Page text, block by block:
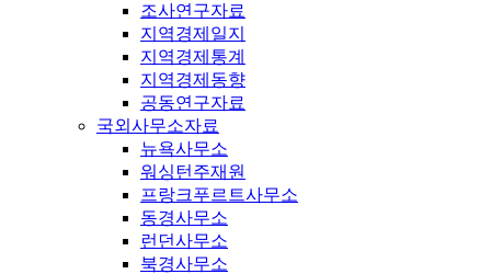
조사연구자료
지역경제일지
지역경제통계
지역경제동향
공동연구자료
국외사무소자료
뉴욕사무소
워싱턴주재원
프랑크푸르트사무소
동경사무소
런던사무소
북경사무소